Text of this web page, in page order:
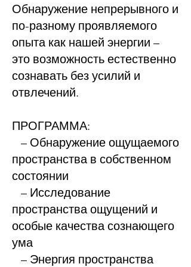
Обнаружение непрерывного и
по-разному проявляемого
опыта как нашей энергии –
это возможность естественно
сознавать без усилий и
отвлечений.
ПРОГРАММА:
– Обнаружение ощущаемого
пространства в собственном
состоянии
– Исследование
пространства ощущений и
особые качества сознающего
ума
– Энергия пространства